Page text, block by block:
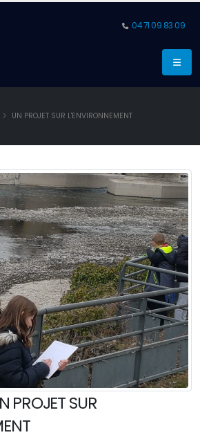
04 71 09 83 09
UN PROJET SUR L'ENVIRONNEMENT
PROJET SUR